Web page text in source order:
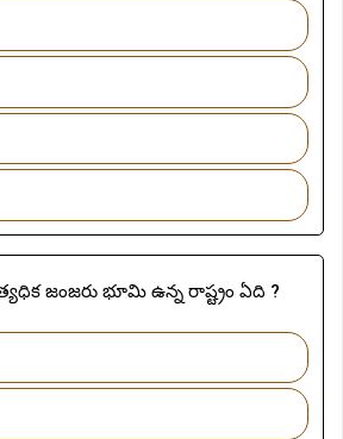
జంజరు భూమి ఉన్న రాష్ట్రం ఏది ?